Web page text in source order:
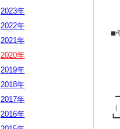
■
2023年
2022年
2021年
2020年
2019年
2018年
2017年
2016年